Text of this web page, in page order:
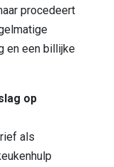
procedeert
en een billijke
op
als